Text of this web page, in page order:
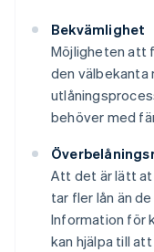
Bekvämlighet
Möjligheten att
den välbekanta
behöver med
Att det är lätt
tar fler lån än
Information för
kan hjälpa till